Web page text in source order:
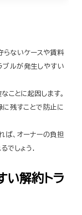
らないケースや賃料
ブルが発生しやすい
ことに起因します。
に残すことで防止に
ば、オーナーの負担
でしょう.
い解約トラ